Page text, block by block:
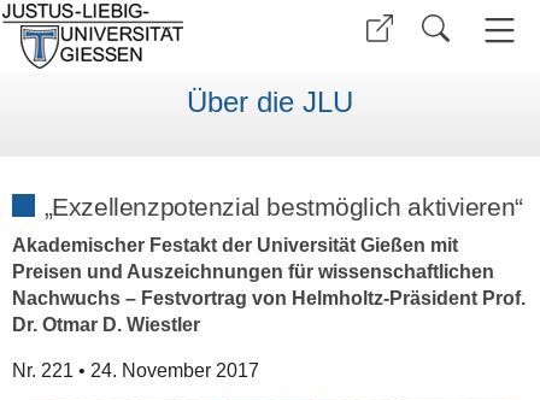
Über die JLU
„Exzellenzpotenzial bestmöglich aktivieren“
Akademischer Festakt der Universität Gießen mit
Preisen und Auszeichnungen für wissenschaftlichen
Nachwuchs – Festvortrag von Helmholtz-Präsident Prof.
Dr. Otmar D. Wiestler
Nr. 221 • 24. November 2017